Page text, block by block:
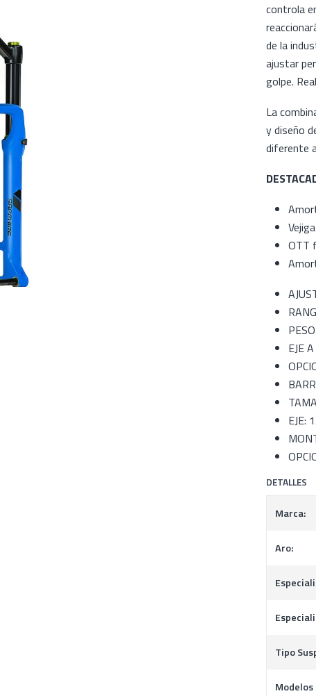
controla
de la
ajustar
golpe.
La
y diseño
diferente
OTT
EJE
EJE:
DETALLES
Marca:
Aro:
Tipo
Modelos